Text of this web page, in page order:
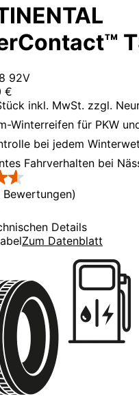
92V
€
inkl. MwSt. zzgl.
Winterreifen für PKW
bei jedem
Fahrverhalten bei
Details
Zum Datenblatt